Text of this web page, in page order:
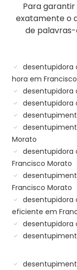
Para
exatamente o
de palavras-
desentupidora
hora em
desentupidora
desentupidora
Morato
desentupidora
Francisco Morato
Francisco Morato
eficiente em
desentupidora